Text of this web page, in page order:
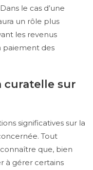
le cas d’une
un rôle plus
les revenus
paiement des
curatelle sur
significatives sur la
Tout
que, bien
à gérer certains